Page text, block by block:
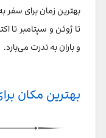
بهترین زمان برای سفر
تا ژوئن و سپتامبر تا
و باران به ندرت می‌بارد.
بهترین مکان